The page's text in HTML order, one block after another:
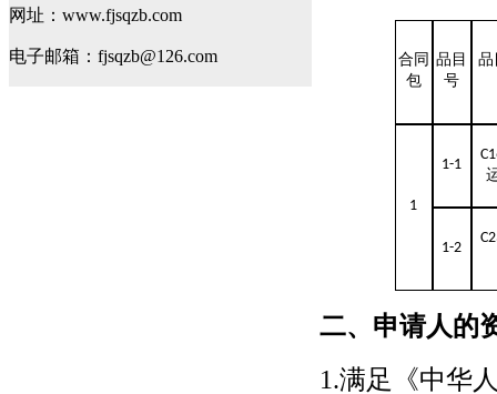
网址：www.fjsqzb.com
电子邮箱：fjsqzb@126.com
合同
包
品目
号
品
1
1-1
1-2
二、申请人的
1.满足《中华